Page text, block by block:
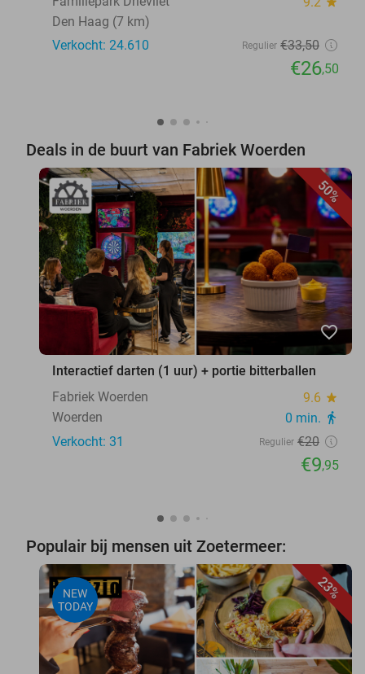
Den Haag (7 km)
Verkocht: 24.610
Regulier €33,50
€26,50
Deals in de buurt van Fabriek Woerden
50%
favorite_border
Interactief darten (1 uur) + portie bitterballen
Fabriek Woerden
9.6 star
Woerden 0 min. directions_walk
Verkocht: 31 Regulier €20
€9,95
Populair bij mensen uit Zoetermeer:
23%
NEW
TODAY